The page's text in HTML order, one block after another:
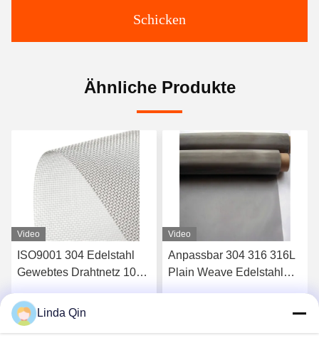
Schicken
Ähnliche Produkte
Video
Anpassbar 304 316 316L
Plain Weave Edelstahl
Alkaliwiderstand
Jetzt Chatten
Video
20-400 Mikron 304 316
Edelstahl Gewebt Draht
Linda Qin